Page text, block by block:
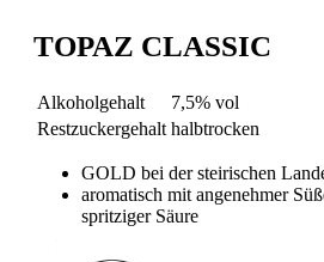
TOPAZ CLASSIC
Alkoholgehalt
7,5% vol
Restzuckergehalt halbtrocken
GOLD bei der steirischen
aromatisch mit angenehmer
spritziger Säure